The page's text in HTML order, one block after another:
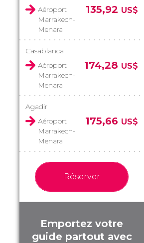
Aéroport
Marrakech-
Menara
135,92 US$
Casablanca
Aéroport
Marrakech-
Menara
174,28 US$
Agadir
Aéroport
Marrakech-
Menara
175,66 US$
Réserver
Emportez votre
guide partout avec